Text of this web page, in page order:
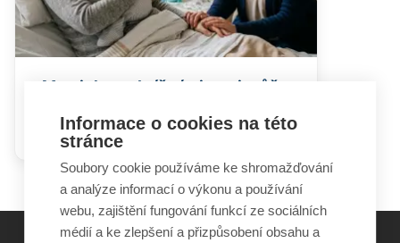
Maminky v obtížné situaci může
sociální pracovník
Informace o cookies na této
stránce
Soubory cookie používáme ke shromažďování
a analýze informací o výkonu a používání
webu, zajištění fungování funkcí ze sociálních
médií a ke zlepšení a přizpůsobení obsahu a